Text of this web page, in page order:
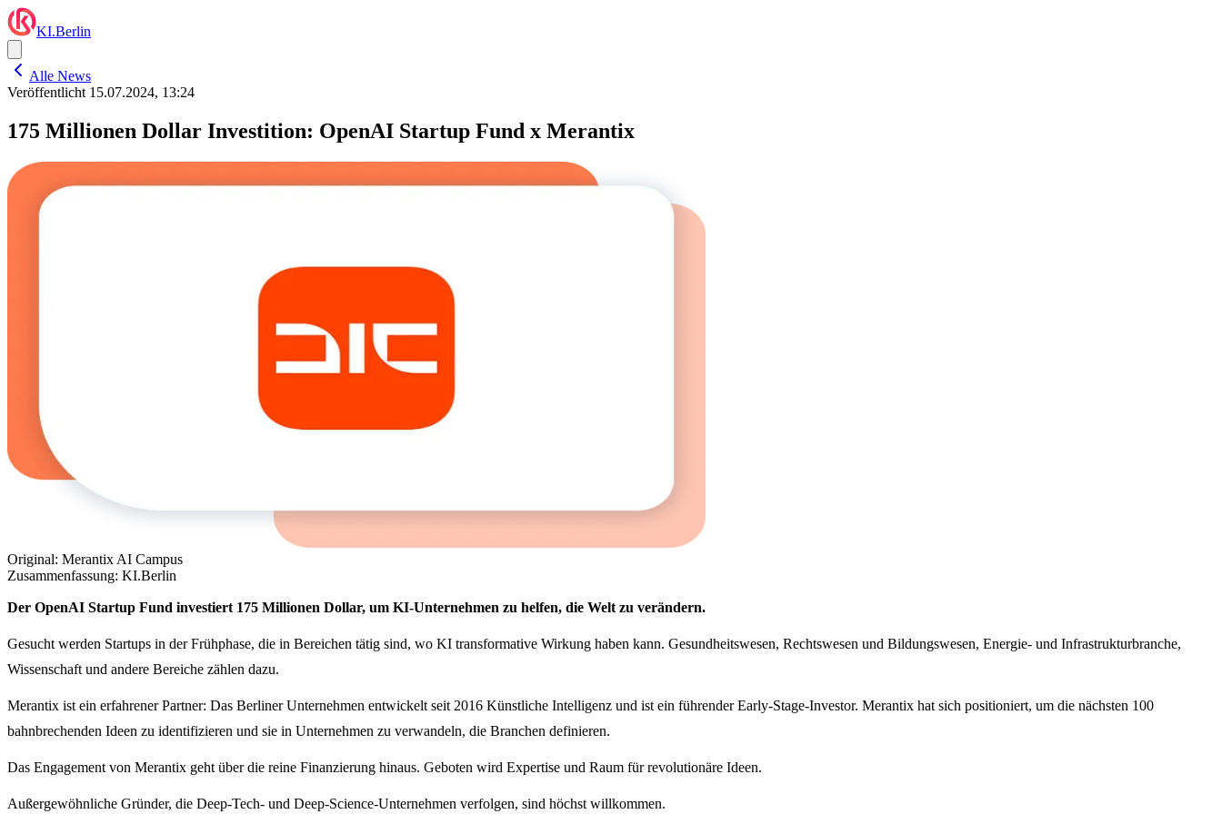
KI.Berlin
Alle News
Veröffentlicht 15.07.2024, 13:24
175 Millionen Dollar Investition: OpenAI Startup Fund x Merantix
Original: Merantix AI Campus
Zusammenfassung: KI.Berlin
Der OpenAI Startup Fund investiert 175 Millionen Dollar, um KI-Unternehmen zu helfen, die Welt zu verändern.
Gesucht werden Startups in der Frühphase, die in Bereichen tätig sind, wo KI transformative Wirkung haben kann. Gesundheitswesen, Rechtswesen und Bildungswesen, Energie- und Infrastrukturbranche,
Wissenschaft und andere Bereiche zählen dazu.
Merantix ist ein erfahrener Partner: Das Berliner Unternehmen entwickelt seit 2016 Künstliche Intelligenz und ist ein führender Early-Stage-Investor. Merantix hat sich positioniert, um die nächsten 100
bahnbrechenden Ideen zu identifizieren und sie in Unternehmen zu verwandeln, die Branchen definieren.
Das Engagement von Merantix geht über die reine Finanzierung hinaus. Geboten wird Expertise und Raum für revolutionäre Ideen.
Außergewöhnliche Gründer, die Deep-Tech- und Deep-Science-Unternehmen verfolgen, sind höchst willkommen.